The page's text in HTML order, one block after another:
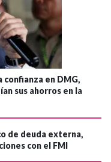
confianza en DMG,
sus ahorros en la
de deuda externa,
con el FMI